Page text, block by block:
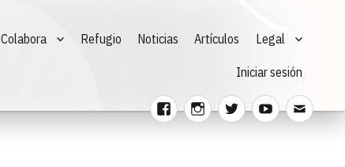
FacebookInstagram
TwitterYoutubeCorreo
Colabora Refugio Noticias Artículos Legal
Iniciar sesión